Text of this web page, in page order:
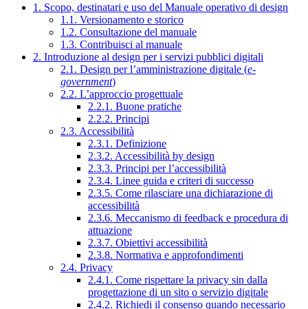
1. Scopo, destinatari e uso del Manuale operativo di design
1.1. Versionamento e storico
1.2. Consultazione del manuale
1.3. Contribuisci al manuale
2. Introduzione al design per i servizi pubblici digitali
2.1. Design per l’amministrazione digitale (e-
government)
2.2. L’approccio progettuale
2.2.1. Buone pratiche
2.2.2. Principi
2.3. Accessibilità
2.3.1. Definizione
2.3.2. Accessibilità by design
2.3.3. Principi per l’accessibilità
2.3.4. Linee guida e criteri di successo
2.3.5. Come rilasciare una dichiarazione di
accessibilità
2.3.6. Meccanismo di feedback e procedura di
attuazione
2.3.7. Obiettivi accessibilità
2.3.8. Normativa e approfondimenti
2.4. Privacy
2.4.1. Come rispettare la privacy sin dalla
progettazione di un sito o servizio digitale
2.4.2. Richiedi il consenso quando necessario